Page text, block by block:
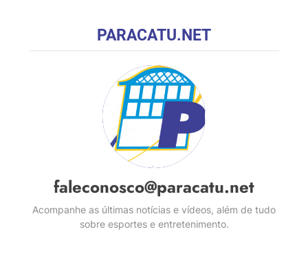
PARACATU.NET
faleconosco@paracatu.net
Acompanhe as últimas notícias e vídeos, além de tudo
sobre esportes e entretenimento.